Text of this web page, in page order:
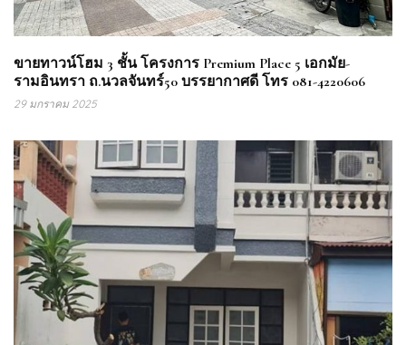
ขายทาวน์โฮม 3 ชั้น โครงการ Premium Place 5 เอกมัย-
รามอินทรา ถ.นวลจันทร์50 บรรยากาศดี โทร 081-4220606
29 มกราคม 2025